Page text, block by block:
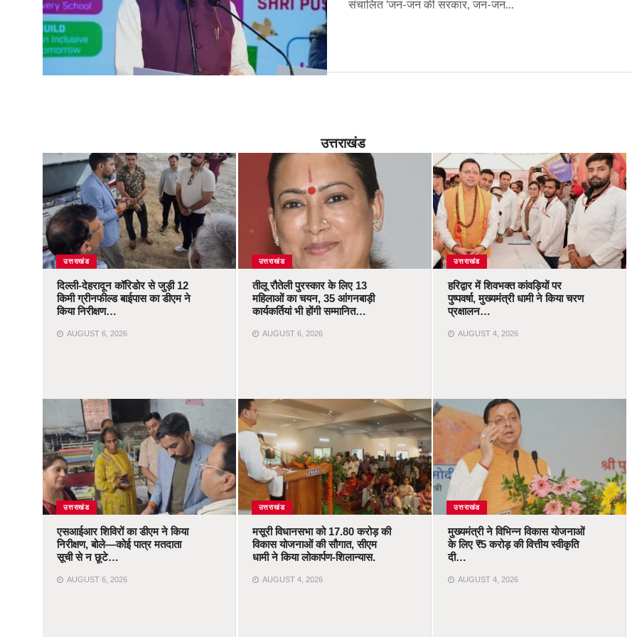
संचालित ‘जन-जन की सरकार, जन-जन...
उत्तराखंड
उत्तराखंड
दिल्ली-देहरादून कॉरिडोर से जुड़ी 12
किमी ग्रीनफील्ड बाईपास का डीएम ने
किया निरीक्षण…
AUGUST 6, 2026
उत्तराखंड
एसआईआर शिविरों का डीएम ने किया
निरीक्षण, बोले—कोई पात्र मतदाता
सूची से न छूटे…
AUGUST 6, 2026
उत्तराखंड
तीलू रौतेली पुरस्कार के लिए 13
महिलाओं का चयन, 35 आंगनबाड़ी
कार्यकर्तियां भी होंगी सम्मानित…
AUGUST 6, 2026
उत्तराखंड
मसूरी विधानसभा को 17.80 करोड़ की
विकास योजनाओं की सौगात, सीएम
धामी ने किया लोकार्पण-शिलान्यास.
AUGUST 4, 2026
उत्तराखंड
हरिद्वार में शिवभक्त कांवड़ियों पर
पुष्पवर्षा, मुख्यमंत्री धामी ने किया चरण
प्रक्षालन…
AUGUST 4, 2026
उत्तराखंड
मुख्यमंत्री ने विभिन्न विकास योजनाओं
के लिए ₹5 करोड़ की वित्तीय स्वीकृति
दी…
AUGUST 4, 2026